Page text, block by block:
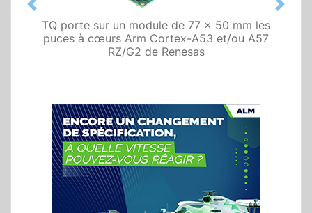
TQ porte sur un module de 77 x 50 mm les
puces à cœurs Arm Cortex-A53 et/ou A57
RZ/G2 de Renesas
Previous Next